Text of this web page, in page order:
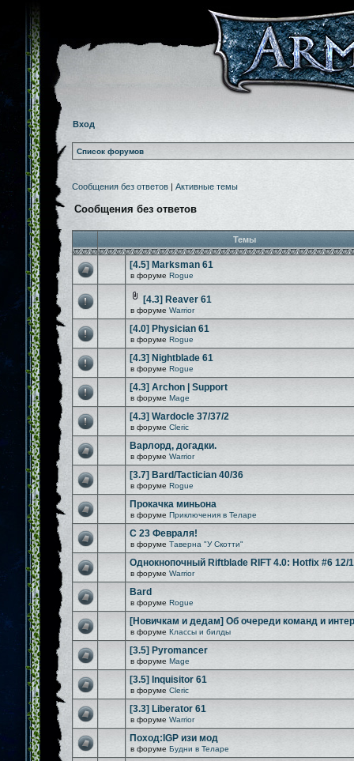
Вход
Список форумов
Сообщения без ответов | Активные темы
Сообщения без ответов
Темы
[4.5] Marksman 61
в форуме Rogue
[4.3] Reaver 61
в форуме Warrior
[4.0] Physician 61
в форуме Rogue
[4.3] Nightblade 61
в форуме Rogue
[4.3] Archon | Support
в форуме Mage
[4.3] Wardocle 37/37/2
в форуме Cleric
Варлорд, догадки.
в форуме Warrior
[3.7] Bard/Tactician 40/36
в форуме Rogue
Прокачка миньона
в форуме Приключения в Теларе
С 23 Февраля!
в форуме Таверна "У Скотти"
Однокнопочный Riftblade RIFT 4.0: Hotfix #6 12/
в форуме Warrior
Bard
в форуме Rogue
[Новичкам и дедам] Об очереди команд и
в форуме Классы и билды
[3.5] Pyromancer
в форуме Mage
[3.5] Inquisitor 61
в форуме Cleric
[3.3] Liberator 61
в форуме Warrior
Поход:IGP изи мод
в форуме Будни в Теларе